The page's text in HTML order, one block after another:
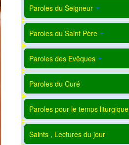
Paroles du Seigneur
Paroles du Saint Père
Paroles des Evêques
Paroles du Curé
Paroles pour le temps liturgique
Saints , Lectures du jour